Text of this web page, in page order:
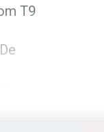
T9